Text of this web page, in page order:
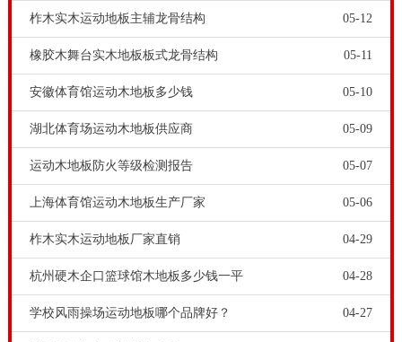
柞木实木运动地板主辅龙骨结构 05-12
橡胶木舞台实木地板板式龙骨结构 05-11
安徽体育馆运动木地板多少钱 05-10
湖北体育场运动木地板供应商 05-09
运动木地板防火等级检测报告 05-07
上海体育馆运动木地板生产厂家 05-06
柞木实木运动地板厂家直销 04-29
杭州硬木企口篮球馆木地板多少钱一平 04-28
学校风雨操场运动地板哪个品牌好？ 04-27